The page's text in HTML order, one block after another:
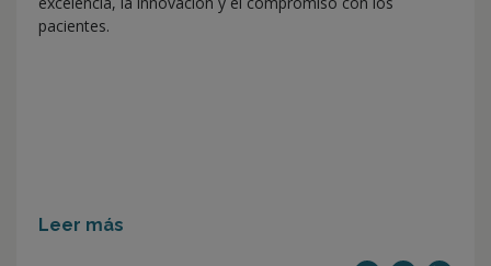
pacientes.
Leer más